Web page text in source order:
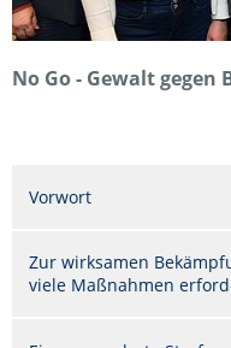
No Go - Gewalt gegen
Vorwort
Zur wirksamen
viele Maßnahmen